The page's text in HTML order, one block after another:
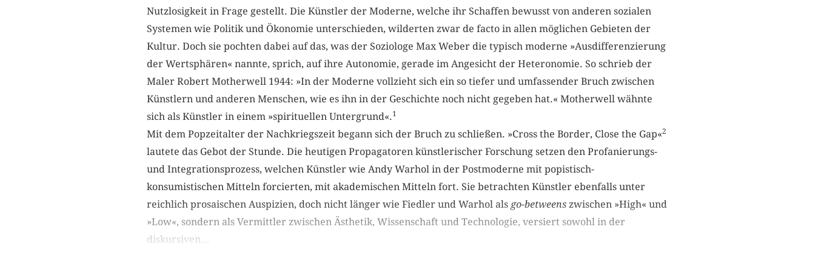
Nutzlosigkeit in Frage gestellt. Die Künstler der Moderne, welche ihr Schaffen bewusst von anderen sozialen
Systemen wie Politik und Ökonomie unterschieden, wilderten zwar de facto in allen möglichen Gebieten der
Kultur. Doch sie pochten dabei auf das, was der Soziologe Max Weber die typisch moderne »Ausdifferenzierung
der Wertsphären« nannte, sprich, auf ihre Autonomie, gerade im Angesicht der Heteronomie. So schrieb der
Maler Robert Motherwell 1944: »In der Moderne vollzieht sich ein so tiefer und umfassender Bruch zwischen
Künstlern und anderen Menschen, wie es ihn in der Geschichte noch nicht gegeben hat.« Motherwell wähnte
sich als Künstler in einem »spirituellen Untergrund«.1
Mit dem Popzeitalter der Nachkriegszeit begann sich der Bruch zu schließen. »Cross the Border, Close the Gap«2
lautete das Gebot der Stunde. Die heutigen Propagatoren künstlerischer Forschung setzen den Profanierungs-
und Integrationsprozess, welchen Künstler wie Andy Warhol in der Postmoderne mit popistisch-
konsumistischen Mitteln forcierten, mit akademischen Mitteln fort. Sie betrachten Künstler ebenfalls unter
reichlich prosaischen Auspizien, doch nicht länger wie Fiedler und Warhol als go-betweenszwischen »High« und
»Low«, sondern als Vermittler zwischen Ästhetik, Wissenschaft und Technologie, versiert sowohl in der
diskursiven...